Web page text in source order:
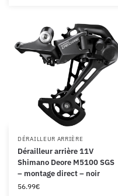
DÉRAILLEUR ARRIÈRE
Dérailleur arrière 11V
Shimano Deore M5100 SGS
– montage direct – noir
56.99€